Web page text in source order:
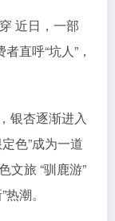
近日，一部
直呼“坑人”，
银杏逐渐进入
色”成为一道
文旅 “驯鹿游”
潮。